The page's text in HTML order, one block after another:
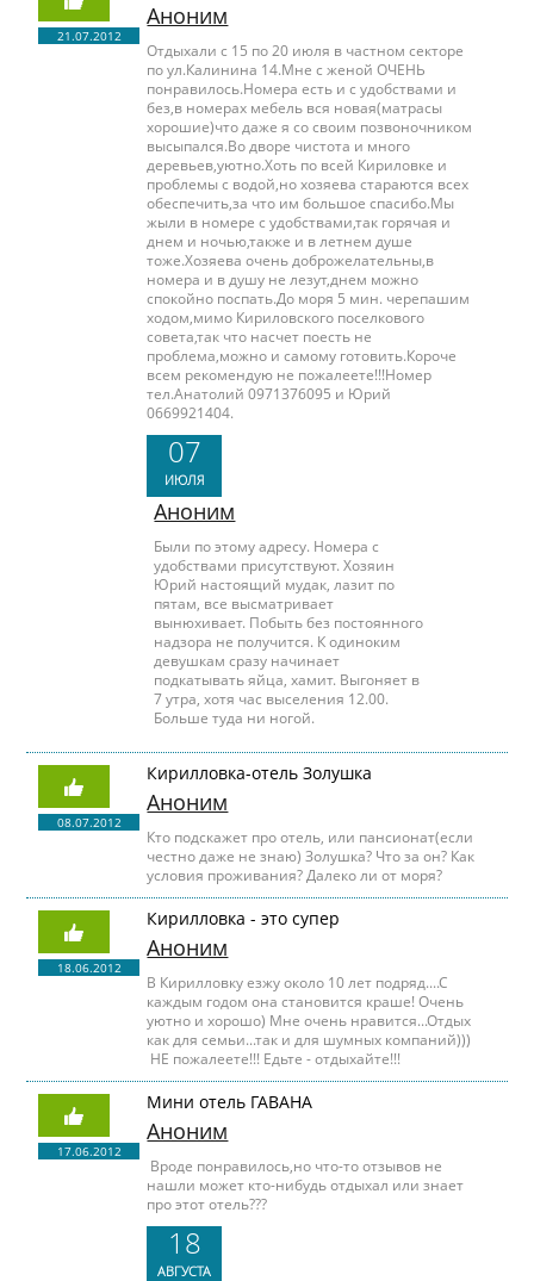
21.07.2012
Аноним
Отдыхали с 15 по 20 июля в частном секторе
по ул.Калинина 14.Мне с женой ОЧЕНЬ
понравилось.Номера есть и с удобствами и
без,в номерах мебель вся новая(матрасы
хорошие)что даже я со своим позвоночником
высыпался.Во дворе чистота и много
деревьев,уютно.Хоть по всей Кириловке и
проблемы с водой,но хозяева стараются всех
обеспечить,за что им большое спасибо.Мы
жыли в номере с удобствами,так горячая и
днем и ночью,также и в летнем душе
тоже.Хозяева очень доброжелательны,в
номера и в душу не лезут,днем можно
спокойно поспать.До моря 5 мин. черепашим
ходом,мимо Кириловского поселкового
совета,так что насчет поесть не
проблема,можно и самому готовить.Короче
всем рекомендую не пожалеете!!!Номер
тел.Анатолий 0971376095 и Юрий
0669921404.
07
ИЮЛЯ
Аноним
Были по этому адресу. Номера с
удобствами присутствуют. Хозяин
Юрий настоящий мудак, лазит по
пятам, все высматривает
вынюхивает. Побыть без постоянного
надзора не получится. К одиноким
девушкам сразу начинает
подкатывать яйца, хамит. Выгоняет в
7 утра, хотя час выселения 12.00.
Больше туда ни ногой.
08.07.2012
Кирилловка-отель Золушка
Аноним
Кто подскажет про отель, или пансионат(если
честно даже не знаю) Золушка? Что за он? Как
условия проживания? Далеко ли от моря?
18.06.2012
Кирилловка - это супер
Аноним
В Кирилловку езжу около 10 лет подряд....С
каждым годом она становится краше! Очень
уютно и хорошо) Мне очень нравится...Отдых
как для семьи...так и для шумных компаний)))
НЕ пожалеете!!! Едьте - отдыхайте!!!
17.06.2012
Мини отель ГАВАНА
Аноним
Вроде понравилось,но что-то отзывов не
нашли может кто-нибудь отдыхал или знает
про этот отель???
18
АВГУСТА